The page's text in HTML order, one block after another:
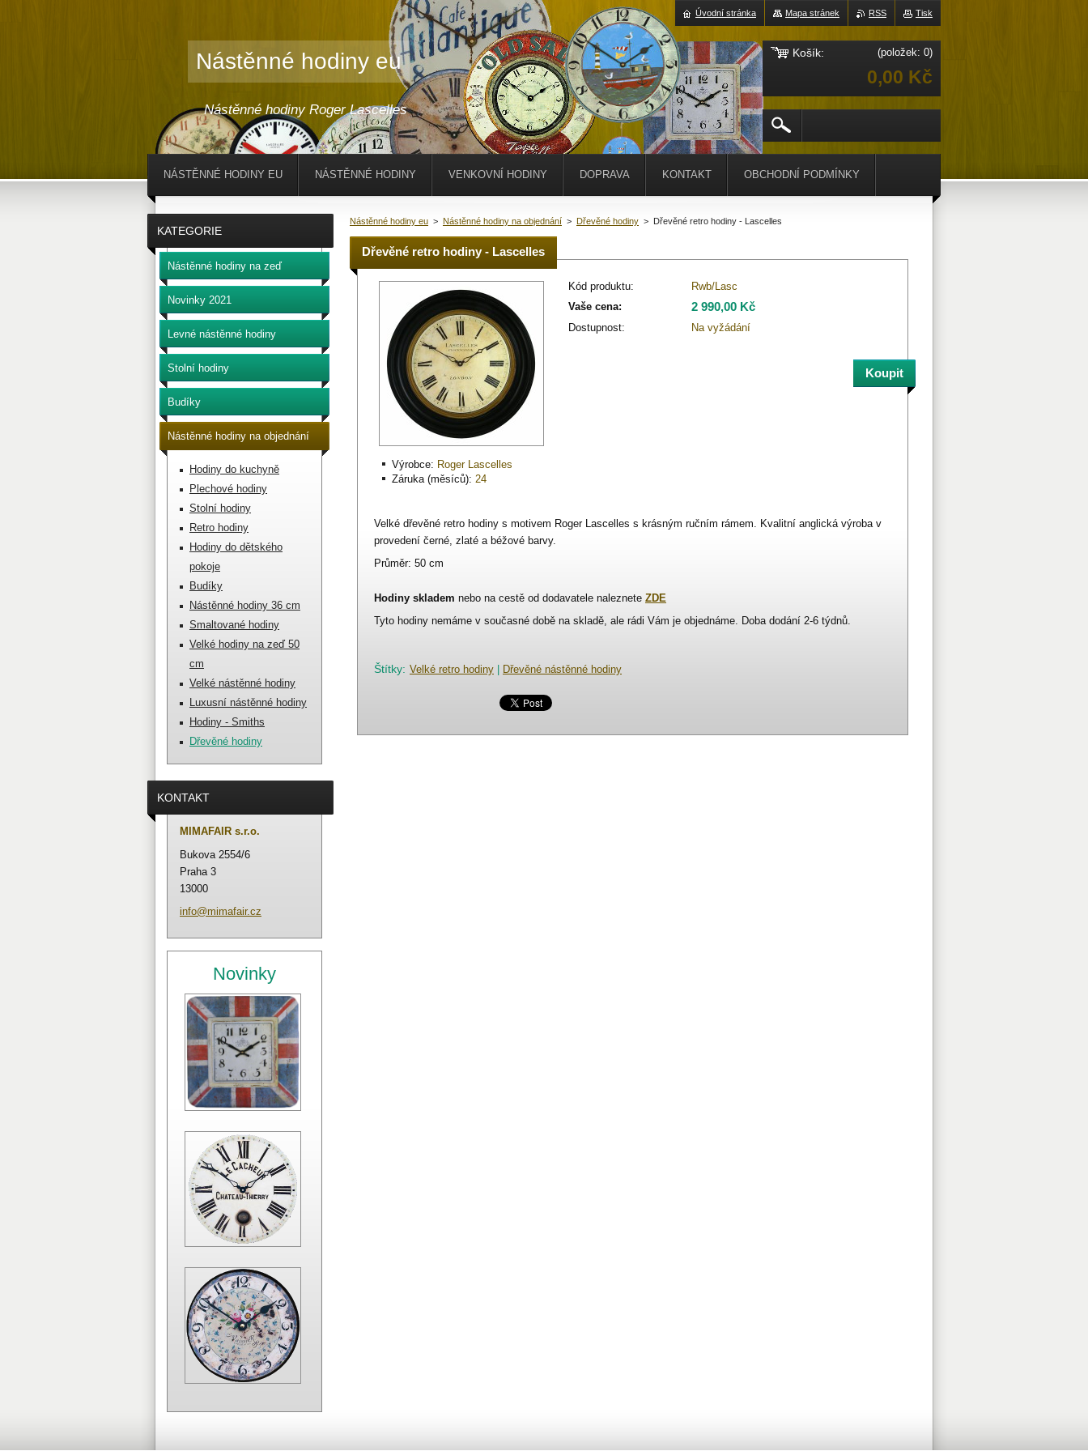
Nástěnné hodiny eu
Nástěnné hodiny Roger Lascelles
Nástěnné hodiny eu > Nástěnné hodiny na objednání > Dřevěné hodiny > Dřevěné retro hodiny - Lascelles
Dřevěné retro hodiny - Lascelles
Kód produktu:
Rwb/Lasc
Vaše cena:
2 990,00 Kč
Dostupnost: Na vyžádání
Výrobce: Roger Lascelles
Záruka (měsíců): 24
Velké dřevěné retro hodiny s motivem Roger Lascelles s krásným ručním rámem. Kvalitní anglická výroba v
provedení černé, zlaté a béžové barvy.
Průměr: 50 cm
Hodiny skladem nebo na cestě od dodavatele naleznete ZDE
Tyto hodiny nemáme v současné době na skladě, ale rádi Vám je objednáme. Doba dodání 2-6 týdnů.
Štítky: Velké retro hodiny Dřevěné nástěnné hodiny
KATEGORIE
Nástěnné hodiny na zeď
Novinky 2021
Levné nástěnné hodiny
Stolní hodiny
Budíky
Nástěnné hodiny na objednání
Hodiny do kuchyně
Plechové hodiny
Stolní hodiny
Retro hodiny
Hodiny do dětského
pokoje
Budíky
Nástěnné hodiny 36 cm
Smaltované hodiny
Velké hodiny na zeď 50
cm
Velké nástěnné hodiny
Luxusní nástěnné hodiny
Hodiny - Smiths
Dřevěné hodiny
KONTAKT
MIMAFAIR s.r.o.
Bukova 2554/6
Praha 3
13000
info@mimafair.cz
Novinky
NÁSTĚNNÉ HODINY EU NÁSTĚNNÉ HODINY VENKOVNÍ HODINY DOPRAVA KONTAKT OBCHODNÍ PODMÍNKY
Tisk
RSS
Mapa stránek
Úvodní stránka
Košík: (položek: 0)
0,00 Kč